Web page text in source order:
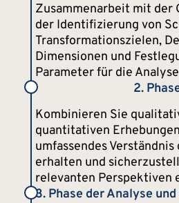
Zusammenarbeit mit der
der Identifizierung von
Transformationszielen,
Dimensionen und
Parameter für die
2.
Kombinieren Sie
quantitativen
umfassendes
erhalten und
relevanten Perspektiven
3. Phase der Analyse